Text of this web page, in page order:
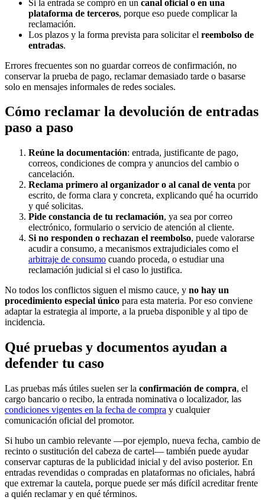
Si la entrada se compró en un canal oficial o en una
plataforma de terceros, porque eso puede complicar la
reclamación.
Los plazos y la forma prevista para solicitar el reembolso de
entradas.
Errores frecuentes son no guardar correos de confirmación, no
conservar la prueba de pago, reclamar demasiado tarde o basarse
solo en mensajes informales de redes sociales.
Cómo reclamar la devolución de entradas
paso a paso
Reúne la documentación: entrada, justificante de pago,
correos, condiciones de compra y anuncios del cambio o
cancelación.
Reclama primero al organizador o al canal de venta por
escrito, de forma clara y concreta, explicando qué ha ocurrido
y qué solicitas.
Pide constancia de tu reclamación, ya sea por correo
electrónico, formulario o servicio de atención al cliente.
Si no responden o rechazan el reembolso, puede valorarse
acudir a consumo, a mecanismos extrajudiciales como el
arbitraje de consumo cuando proceda, o estudiar una
reclamación judicial si el caso lo justifica.
No todos los conflictos siguen el mismo cauce, y no hay un
procedimiento especial único para esta materia. Por eso conviene
adaptar la estrategia al importe, a la prueba disponible y al tipo de
incidencia.
Qué pruebas y documentos ayudan a
defender tu caso
Las pruebas más útiles suelen ser la confirmación de compra, el
cargo bancario o recibo, la entrada nominativa o localizador, las
condiciones vigentes en la fecha de compra y cualquier
comunicación oficial del promotor.
Si hubo un cambio relevante —por ejemplo, nueva fecha, cambio de
recinto o sustitución del cabeza de cartel— también puede ayudar
conservar capturas de la publicidad inicial y del aviso posterior. En
entradas revendidas o compradas en plataformas no oficiales, habrá
que extremar la cautela, porque puede ser más difícil acreditar frente
a quién reclamar y en qué términos.